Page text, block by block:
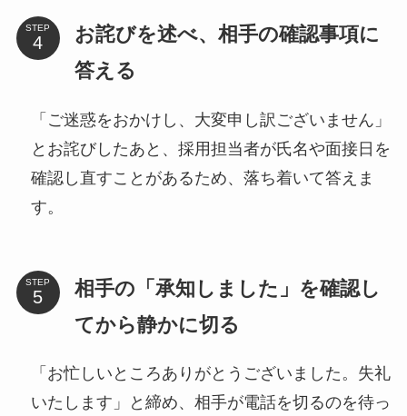
STEP
お詫びを述べ、相手の確認事項に
答える
「ご迷惑をおかけし、大変申し訳ございません」
とお詫びしたあと、採用担当者が氏名や面接日を
確認し直すことがあるため、落ち着いて答えま
す。
STEP
相手の「承知しました」を確認し
てから静かに切る
「お忙しいところありがとうございました。失礼
いたします」と締め、相手が電話を切るのを待っ